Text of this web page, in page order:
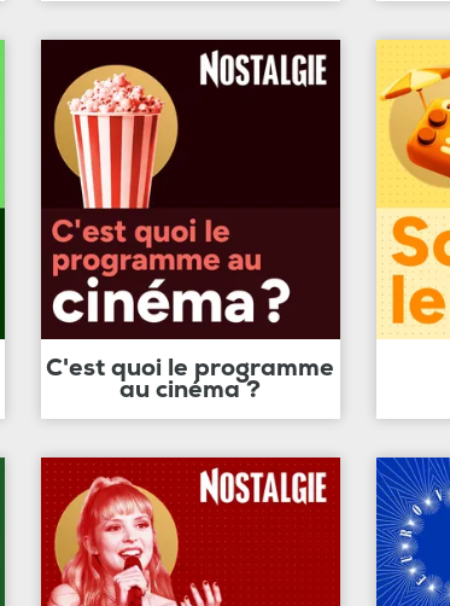
C'est quoi le programme
au cinéma ?